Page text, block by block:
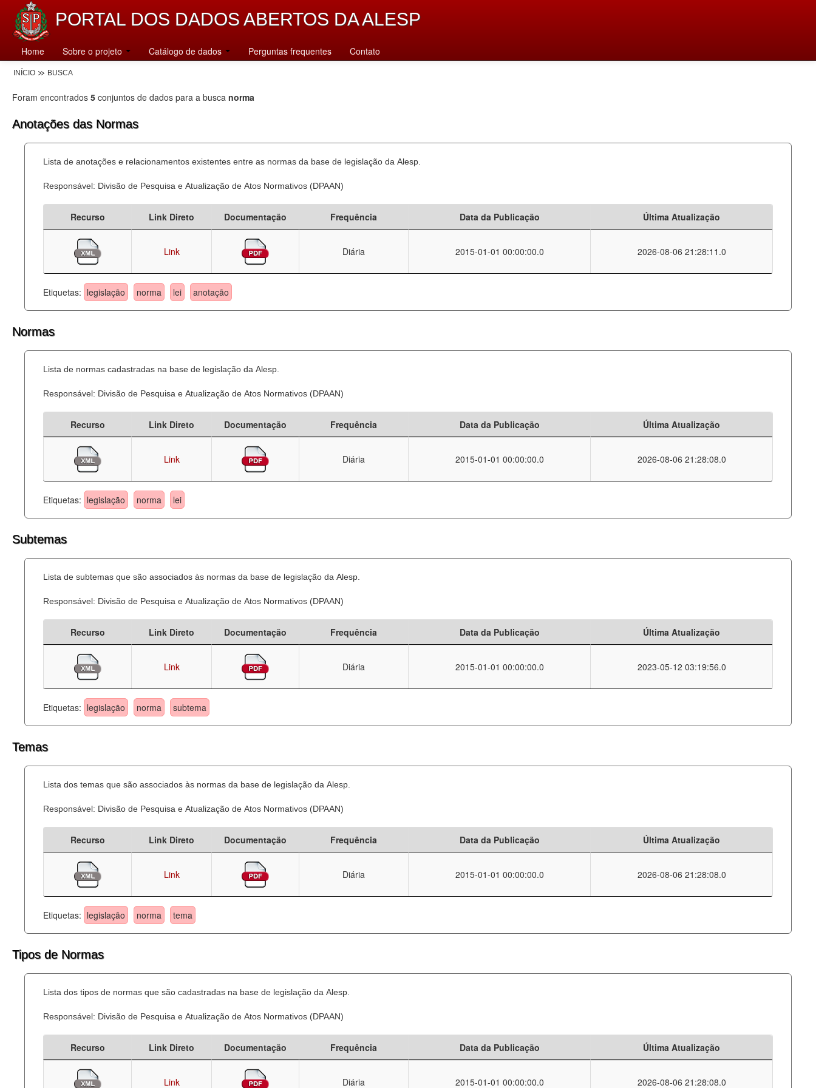
PORTAL DOS DADOS ABERTOS DA ALESP
Home Sobre o projeto Catálogo de dados Perguntas frequentes Contato
INÍCIO BUSCA
Foram encontrados 5 conjuntos de dados para a busca norma
Anotações das Normas
Lista de anotações e relacionamentos existentes entre as normas da base de legislação da Alesp.
Responsável: Divisão de Pesquisa e Atualização de Atos Normativos (DPAAN)
Recurso Link Direto Documentação Frequência Data da Publicação Última Atualização
Link Diária 2015-01-01 00:00:00.0 2026-08-06 21:28:11.0
Etiquetas: legislação norma lei anotação
Normas
Lista de normas cadastradas na base de legislação da Alesp.
Responsável: Divisão de Pesquisa e Atualização de Atos Normativos (DPAAN)
Recurso Link Direto Documentação Frequência Data da Publicação Última Atualização
Link Diária 2015-01-01 00:00:00.0 2026-08-06 21:28:08.0
Etiquetas: legislação norma lei
Subtemas
Lista de subtemas que são associados às normas da base de legislação da Alesp.
Responsável: Divisão de Pesquisa e Atualização de Atos Normativos (DPAAN)
Recurso Link Direto Documentação Frequência Data da Publicação Última Atualização
Link Diária 2015-01-01 00:00:00.0 2023-05-12 03:19:56.0
Etiquetas: legislação norma subtema
Temas
Lista dos temas que são associados às normas da base de legislação da Alesp.
Responsável: Divisão de Pesquisa e Atualização de Atos Normativos (DPAAN)
Recurso Link Direto Documentação Frequência Data da Publicação Última Atualização
Link Diária 2015-01-01 00:00:00.0 2026-08-06 21:28:08.0
Etiquetas: legislação norma tema
Tipos de Normas
Lista dos tipos de normas que são cadastradas na base de legislação da Alesp.
Responsável: Divisão de Pesquisa e Atualização de Atos Normativos (DPAAN)
Recurso Link Direto Documentação Frequência Data da Publicação Última Atualização
Link Diária 2015-01-01 00:00:00.0 2026-08-06 21:28:08.0